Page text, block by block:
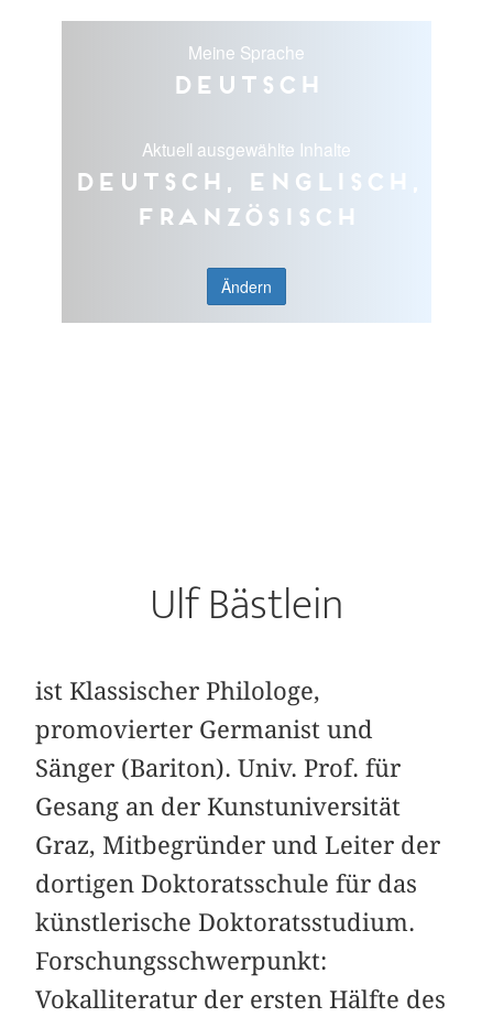
Meine Sprache
Deutsch
Aktuell ausgewählte Inhalte
Deutsch, Englisch,
Französisch
Ändern
Ulf Bästlein
ist Klassischer Philologe,
promovierter Germanist und
Sänger (Bariton). Univ. Prof. für
Gesang an der Kunstuniversität
Graz, Mitbegründer und Leiter der
dortigen Doktoratsschule für das
künstlerische Doktoratsstudium.
Forschungsschwerpunkt:
Vokalliteratur der ersten Hälfte des